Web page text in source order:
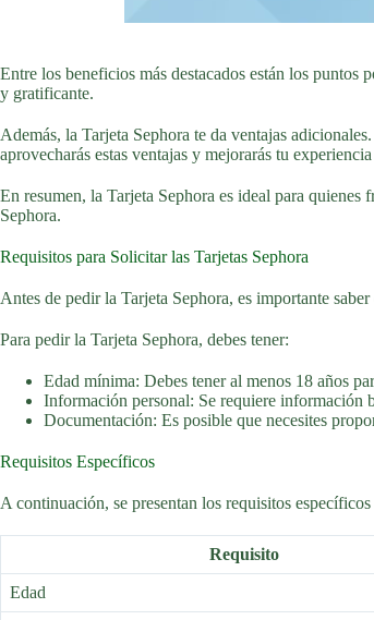
Entre los beneficios más destacados están los puntos
y gratificante.
Además, la Tarjeta Sephora te da ventajas
aprovecharás estas ventajas y mejorarás tu
En resumen, la Tarjeta Sephora es ideal para
Sephora.
Requisitos para Solicitar las Tarjetas Sephora
Antes de pedir la Tarjeta Sephora, es importante
Para pedir la Tarjeta Sephora, debes tener:
Edad mínima: Debes tener al menos 18 años
Información personal: Se requiere información
Documentación: Es posible que necesites
Requisitos Específicos
A continuación, se presentan los requisitos
Requisito
Edad